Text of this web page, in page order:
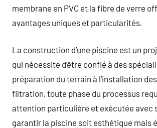
membrane en PVC et la fibre de verre
avantages uniques et particularités.
La construction d’une piscine est un
qui nécessite d’être confié à des
préparation du terrain à l’installation
filtration, toute phase du processus
attention particulière et exécutée avec
garantir la piscine soit esthétique mais